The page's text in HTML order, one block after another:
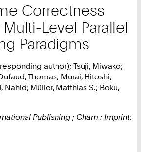
Correctness
Level Parallel
Paradigms
author); Tsuji, Miwako;
Thomas; Murai, Hitoshi;
Nahid; Müller, Matthias S.; Boku,
Publishing ; Cham : Imprint: